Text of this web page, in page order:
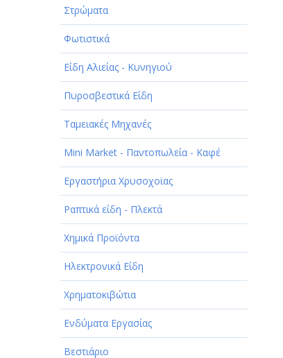
Στρώματα
Φωτιστικά
Είδη Αλιείας - Κυνηγιού
Πυροσβεστικά Είδη
Ταμειακές Μηχανές
Mini Market - Παντοπωλεία - Καφέ
Εργαστήρια Χρυσοχοϊας
Ραπτικά είδη - Πλεκτά
Χημικά Προϊόντα
Ηλεκτρονικά Είδη
Χρηματοκιβώτια
Ενδύματα Εργασίας
Βεστιάριο